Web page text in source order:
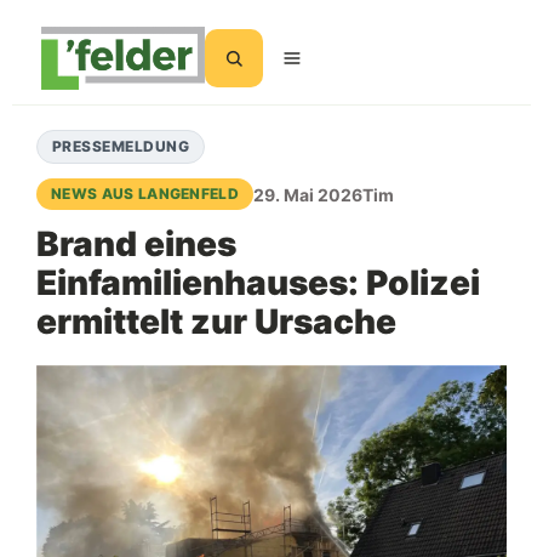
PRESSEMELDUNG
NEWS AUS LANGENFELD 29. Mai 2026Tim
Brand eines
Einfamilienhauses: Polizei
ermittelt zur Ursache